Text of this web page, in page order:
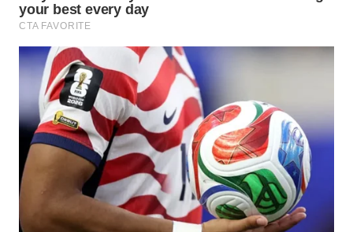
WN
PADANG
LAWAS
WN
SUMEDANG
WN
CIANJUR
KEPULAUAN